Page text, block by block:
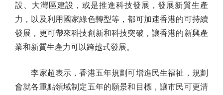
設、大灣區建設，或是推進科技發展，發展新質生產
力，以及利用國家綠色轉型等，都可加速香港的可持續
發展，更可帶來科技創新和科技突破，讓香港的新興產
業和新質生產力可以跨越式發展。
李家超表示，香港五年規劃可增進民生福祉，規劃
會就各重點領域制定五年的願景和目標，讓市民可更清